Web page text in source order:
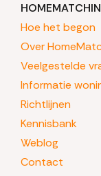
Hoe het begon
Over
Veelgestelde
Informatie
Richtlijnen
Kennisbank
Weblog
Contact